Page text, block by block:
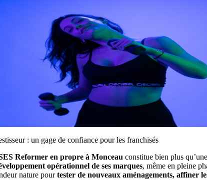
: un gage de confiance pour les franchisés
Reformer en propre à Monceau constitue bien plus
opérationnel de ses marques, même en pleine
nature pourtester de nouveaux aménagements, affiner